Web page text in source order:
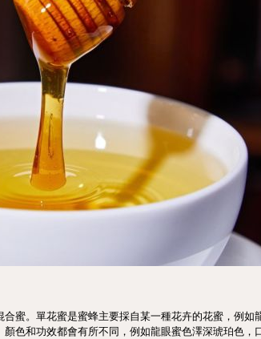
蜜。單花蜜是蜜蜂主要採自某一種花卉的花蜜，例如
色和功效都會有所不同，例如龍眼蜜色澤深琥珀色，